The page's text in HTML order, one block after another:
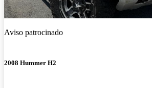
Aviso patrocinado
2008 Hummer H2